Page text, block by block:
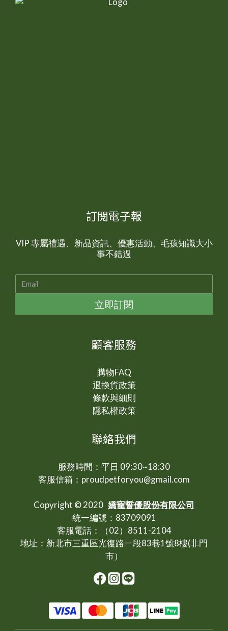
訂閱電子報
VIP 專屬禮遇、新品資訊、優惠活動、毛孩知識大小
事不錯過
立即訂閱
顧客服務
購物FAQ
退換貨政策
條款與細則
隱私權政策
聯絡我們
服務時間：平日 09:30~18:30
客服信箱：proudpetforyou@gmail.com
Copyright © 2020 嬌寵誓優股份有限公司
統一編號：83709091
客服電話：（02）8511-2104
地址：新北市三重區光復路一段83巷1號8樓(非門
市）